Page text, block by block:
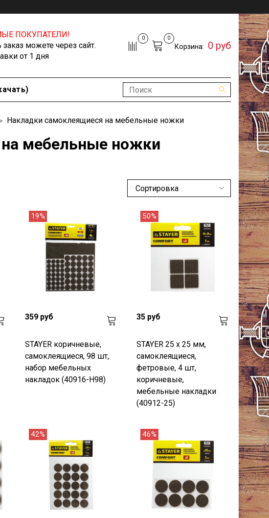
ПОКУПАТЕЛИ!
можете через сайт.
от 1 дня
0 0
Корзина: 0 руб
Накладки самоклеящиеся на мебельные ножки
мебельные ножки
19%
359 руб
STAYER коричневые,
самоклеящиеся, 98 шт,
набор мебельных
накладок (40916-H98)
50%
35 руб
STAYER 25 х 25 мм,
самоклеящиеся,
фетровые, 4 шт,
коричневые,
мебельные накладки
(40912-25)
42% 46%